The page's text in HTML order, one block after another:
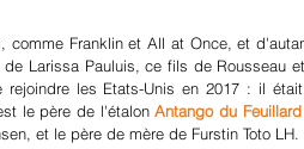
comme Franklin et All at Once, et
Larissa Pauluis, ce fils de Rousseau
les Etats-Unis en 2017 : il
le père de l'étalon Antango du Feuillard
et le père de mère de Furstin Toto LH.